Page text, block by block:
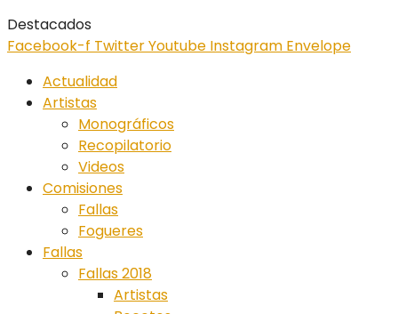
Destacados
Facebook-f TwitterYoutube Instagram Envelope
Actualidad
Artistas
Monográficos
Recopilatorio
Videos
Comisiones
Fallas
Fogueres
Fallas
Fallas 2018
Artistas